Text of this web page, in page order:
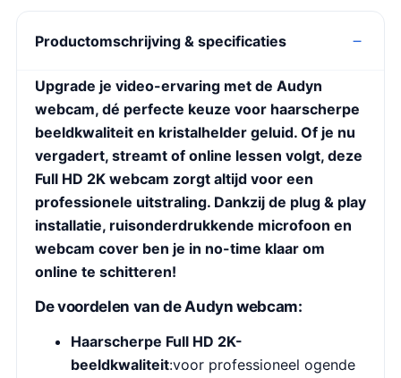
Productomschrijving & specificaties
Upgrade je video-ervaring met de Audyn
webcam, dé perfecte keuze voor haarscherpe
beeldkwaliteit en kristalhelder geluid. Of je nu
vergadert, streamt of online lessen volgt, deze
Full HD 2K webcam zorgt altijd voor een
professionele uitstraling. Dankzij de plug & play
installatie, ruisonderdrukkende microfoon en
webcam cover ben je in no-time klaar om
online te schitteren!
De voordelen van de Audyn webcam:
Haarscherpe Full HD 2K-
beeldkwaliteit:voor professioneel ogende